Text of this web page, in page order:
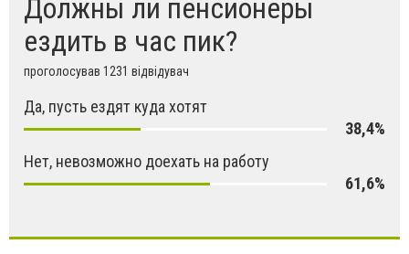
Должны ли пенсионеры
ездить в час пик?
проголосував 1231 відвідувач
Да, пусть ездят куда хотят
38,4%
Нет, невозможно доехать на работу
61,6%